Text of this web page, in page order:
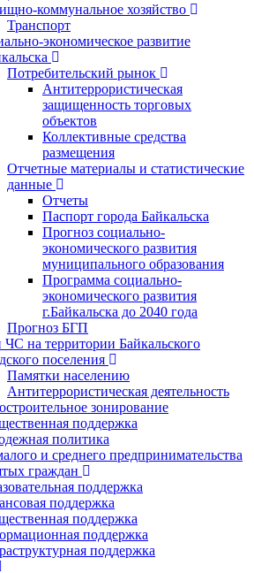
коммунальное хозяйство
Транспорт
экономическое развитие
Потребительский рынок
Антитеррористическая
защищенность торговых
объектов
Коллективные средства
размещения
Отчетные материалы и статистические
данные
Отчеты
Паспорт города Байкальска
Прогноз социально-
экономического развития
муниципального образования
Программа социально-
экономического развития
г.Байкальска до 2040 года
Прогноз БГП
на территории Байкальского
поселения
Памятки населению
Антитеррористическая деятельность
зонирование
поддержка
политика
и среднего предпринимательства
граждан
поддержка
поддержка
поддержка
поддержка
поддержка